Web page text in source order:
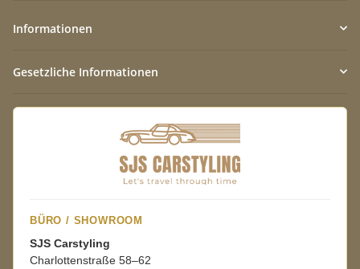
Informationen
Gesetzliche Informationen
BÜRO / SHOWROOM
SJS Carstyling
Charlottenstraße 58–62